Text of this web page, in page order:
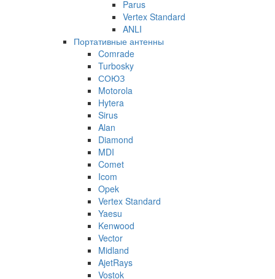
Parus
Vertex Standard
ANLI
Портативные антенны
Comrade
Turbosky
СОЮЗ
Motorola
Hytera
Sirus
Alan
Diamond
MDI
Comet
Icom
Opek
Vertex Standard
Yaesu
Kenwood
Vector
Midland
AjetRays
Vostok